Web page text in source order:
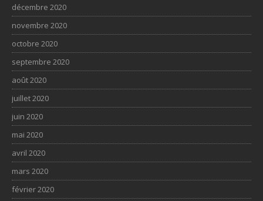
décembre 2020
novembre 2020
octobre 2020
septembre 2020
août 2020
juillet 2020
juin 2020
mai 2020
avril 2020
mars 2020
février 2020